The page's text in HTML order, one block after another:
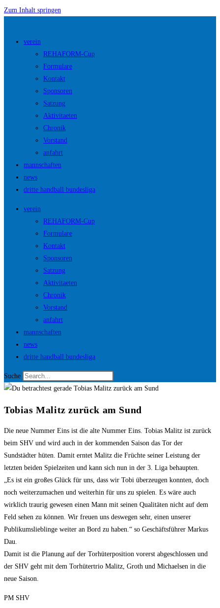
Zum Inhalt springen
verein
REHAFORM-Cup
Formulare
Kontakt
Sponsoren
Satzung
Aktivitaeten
Chronik
Vorstand
anfahrt
mannschaften
news
dritte handball bundesliga
verein
REHAFORM-Cup
Formulare
Kontakt
Sponsoren
Satzung
Aktivitaeten
Chronik
Vorstand
anfahrt
mannschaften
news
dritte handball bundesliga
Suche
Tobias Malitz zurück am Sund
Die neue Nummer Eins ist die alte Nummer Eins. Tobias Malitz ist zurück
beim SHV und wird auch in der kommenden Saison das Tor der
Sundstädter hüten. Damit erntet Malitz die Früchte seiner Leistung der
letzten beiden Spielzeiten und kann sich nun in der 3. Liga behaupten.
„Es ist ein großes Glück für uns, dass wir Tobi überzeugen konnten, doch
noch weiterzumachen und weiterhin für uns zu spielen. Es wäre auch
wirklich traurig gewesen einen Mann mit seinen Qualitäten nicht auf dem
Feld sehen zu können. Wir freuen uns deswegen sehr, einen unserer
Publikumslieblinge weiter an Bord zu haben.“ so Geschäftsführer Markus
Dau.
Damit ist die Planung auf der Torhüterposition vorerst abgeschlossen und
der SHV geht mit dem Torhütertrio Malitz, Groth und Michaelsen in die
neue Saison.
PM SHV